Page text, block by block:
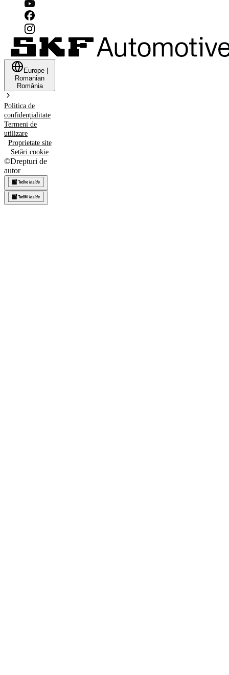
Europe
Romanian
România
Politica de
confidențialitate
Termeni de
utilizare
Proprietate site
Setări cookie
©Drepturi de
autor